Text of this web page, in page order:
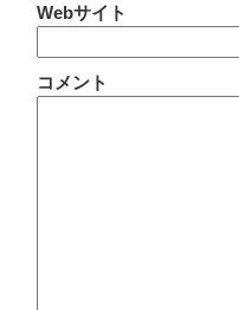
Webサイト
コメント